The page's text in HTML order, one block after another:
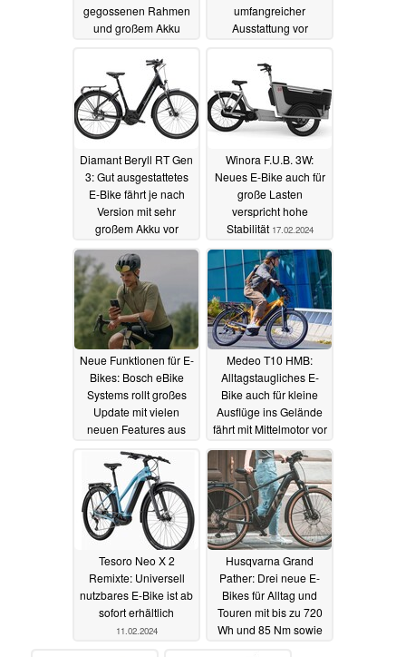
gegossenen Rahmen
und großem Akku
umfangreicher
Ausstattung vor
Diamant Beryll RT Gen
3: Gut ausgestattetes
E-Bike fährt je nach
Version mit sehr
großem Akku vor
18.02.2024
Winora F.U.B. 3W:
Neues E-Bike auch für
große Lasten
verspricht hohe
Stabilität 17.02.2024
Neue Funktionen für E-
Bikes: Bosch eBike
Systems rollt großes
Update mit vielen
neuen Features aus
Medeo T10 HMB:
Alltagstaugliches E-
Bike auch für kleine
Ausflüge ins Gelände
fährt mit Mittelmotor vor
12.02.2024
Tesoro Neo X 2
Remixte: Universell
nutzbares E-Bike ist ab
sofort erhältlich
11.02.2024
Husqvarna Grand
Pather: Drei neue E-
Bikes für Alltag und
Touren mit bis zu 720
Wh und 85 Nm sowie